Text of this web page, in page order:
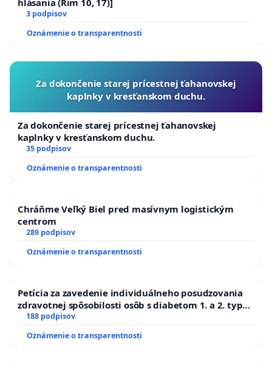
3 podpisov
Oznámenie o transparentnosti
Za dokončenie starej prícestnej ťahanovskej
kaplnky v kresťanskom duchu.
Za dokončenie starej prícestnej ťahanovskej
kaplnky v kresťanskom duchu.
35 podpisov
Oznámenie o transparentnosti
Chráňme Veľký Biel pred masívnym logistickým
centrom
289 podpisov
Oznámenie o transparentnosti
Petícia za zavedenie individuálneho posudzovania
zdravotnej spôsobilosti osôb s diabetom 1. a 2. typu
pri prijímaní do Policajného zboru SR
188 podpisov
Oznámenie o transparentnosti